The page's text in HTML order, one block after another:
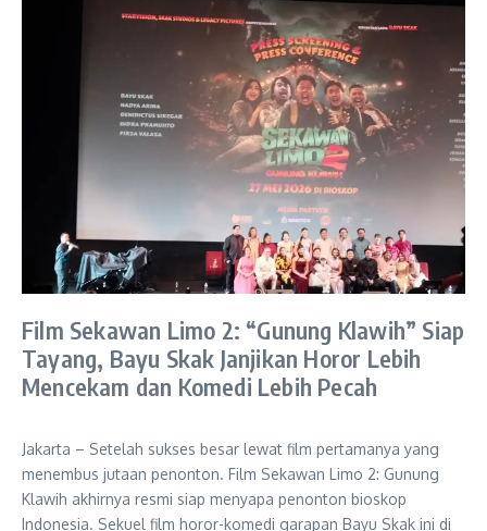
Film Sekawan Limo 2: “Gunung Klawih” Siap
Tayang, Bayu Skak Janjikan Horor Lebih
Mencekam dan Komedi Lebih Pecah
Jakarta – Setelah sukses besar lewat film pertamanya yang
menembus jutaan penonton. Film Sekawan Limo 2: Gunung
Klawih akhirnya resmi siap menyapa penonton bioskop
Indonesia. Sekuel film horor-komedi garapan Bayu Skak ini di